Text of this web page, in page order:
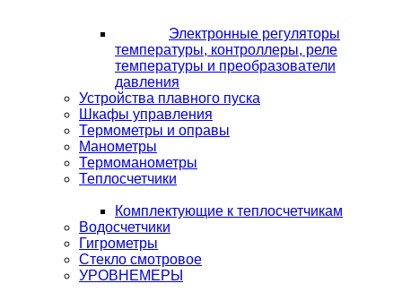
Электронные регуляторы
температуры, контроллеры, реле
температуры и преобразователи
давления
Устройства плавного пуска
Шкафы управления
Термометры и оправы
Манометры
Термоманометры
Теплосчетчики
Комплектующие к теплосчетчикам
Водосчетчики
Гигрометры
Стекло смотровое
УРОВНЕМЕРЫ